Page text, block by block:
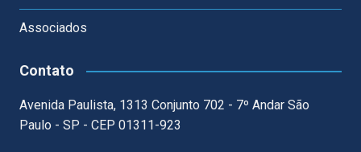
Associados
Contato
Avenida Paulista, 1313 Conjunto 702 - 7º Andar São
Paulo - SP - CEP 01311-923